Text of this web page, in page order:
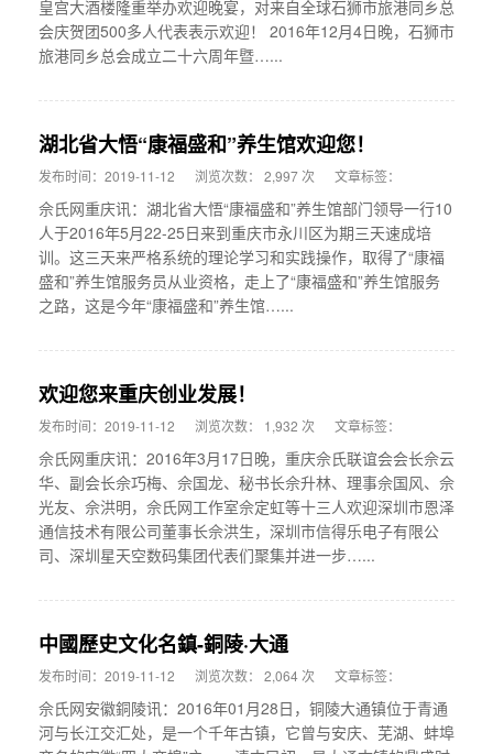
皇宫大酒楼隆重举办欢迎晚宴，对来自全球石狮市旅港同乡总
会庆贺团500多人代表表示欢迎！ 2016年12月4日晚，石狮市
旅港同乡总会成立二十六周年暨…...
湖北省大悟“康福盛和”养生馆欢迎您！
发布时间：2019-11-12 浏览次数： 2,997 次 文章标签：
佘氏网重庆讯：湖北省大悟“康福盛和”养生馆部门领导一行10
人于2016年5月22-25日来到重庆市永川区为期三天速成培
训。这三天来严格系统的理论学习和实践操作，取得了“康福
盛和”养生馆服务员从业资格，走上了“康福盛和”养生馆服务
之路，这是今年“康福盛和”养生馆…...
欢迎您来重庆创业发展！
发布时间：2019-11-12 浏览次数： 1,932 次 文章标签：
佘氏网重庆讯：2016年3月17日晚，重庆佘氏联谊会会长佘云
华、副会长佘巧梅、佘国龙、秘书长佘升林、理事佘国风、佘
光友、佘洪明，佘氏网工作室佘定虹等十三人欢迎深圳市恩泽
通信技术有限公司董事长佘洪生，深圳市信得乐电子有限公
司、深圳星天空数码集团代表们聚集并进一步…...
中國歷史文化名鎮-銅陵·大通
发布时间：2019-11-12 浏览次数： 2,064 次 文章标签：
佘氏网安徽銅陵讯：2016年01月28日，铜陵大通镇位于青通
河与长江交汇处，是一个千年古镇，它曾与安庆、芜湖、蚌埠